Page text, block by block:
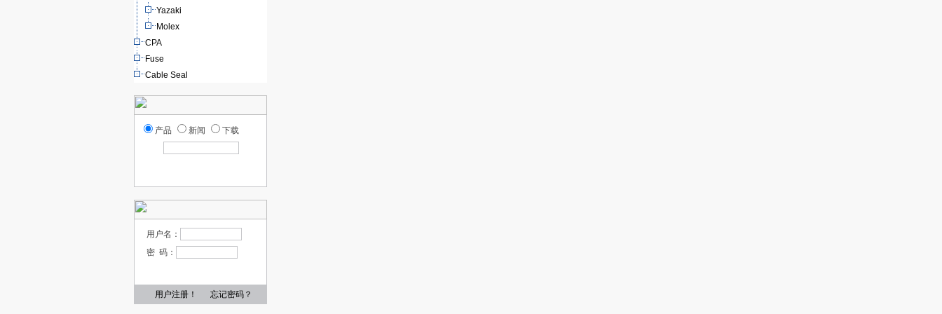
Yazaki
Molex
CPA
Fuse
Cable Seal
产品 新闻 下载
用户名：
密 码：
用户注册！ 忘记密码？